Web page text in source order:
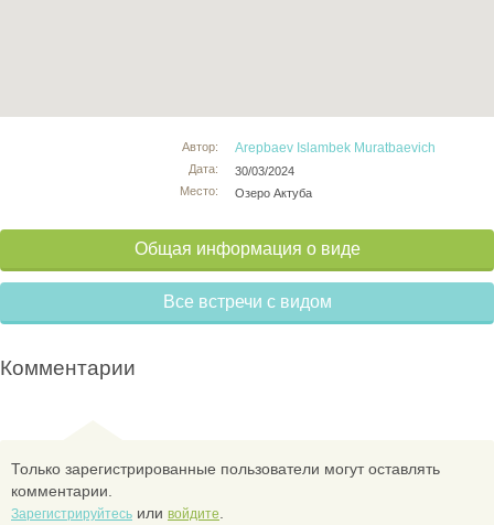
Автор:
Дата:
Место:
Arepbaev Islambek Muratbaevich
30/03/2024
Озеро Актуба
Общая информация о виде
Все встречи с видом
Комментарии
Только зарегистрированные пользователи могут оставлять
комментарии.
Зарегистрируйтесь или войдите